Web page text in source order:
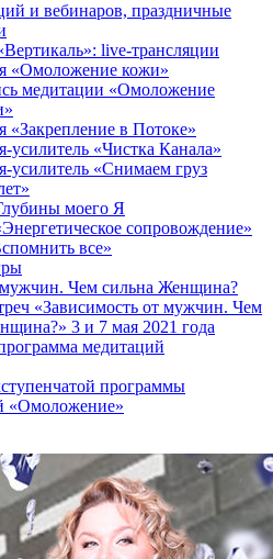
и вебинаров, праздничные
live-трансляции
«Омоложение кожи»
медитации «Омоложение
«Закрепление в Потоке»
усилитель «Чистка Канала»
усилитель «Снимаем груз
моего Я
сопровождение»
все»
мужчин. Чем сильна Женщина?
«Зависимость от мужчин. Чем
3 и 7 мая 2021 года
медитаций
программы
«Омоложение»